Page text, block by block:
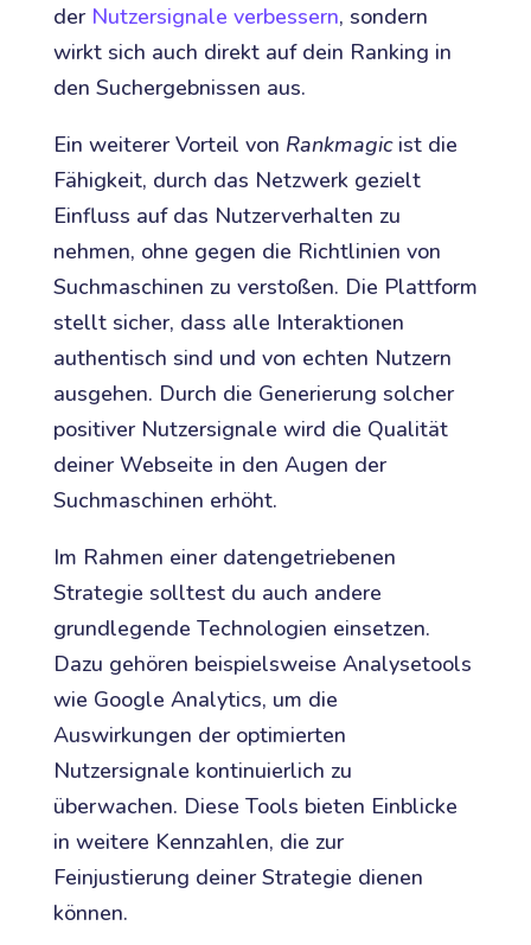
der Nutzersignale verbessern, sondern
wirkt sich auch direkt auf dein Ranking in
den Suchergebnissen aus.
Ein weiterer Vorteil von Rankmagicist die
Fähigkeit, durch das Netzwerk gezielt
Einfluss auf das Nutzerverhalten zu
nehmen, ohne gegen die Richtlinien von
Suchmaschinen zu verstoßen. Die Plattform
stellt sicher, dass alle Interaktionen
authentisch sind und von echten Nutzern
ausgehen. Durch die Generierung solcher
positiver Nutzersignale wird die Qualität
deiner Webseite in den Augen der
Suchmaschinen erhöht.
Im Rahmen einer datengetriebenen
Strategie solltest du auch andere
grundlegende Technologien einsetzen.
Dazu gehören beispielsweise Analysetools
wie Google Analytics, um die
Auswirkungen der optimierten
Nutzersignale kontinuierlich zu
überwachen. Diese Tools bieten Einblicke
in weitere Kennzahlen, die zur
Feinjustierung deiner Strategie dienen
können.